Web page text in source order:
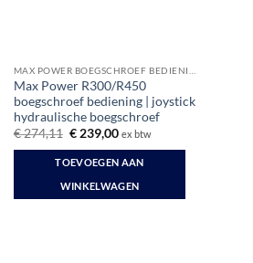
Max Power R300/R450
boegschroef bediening | joystick
hydraulische boegschroef
€274,11 Oorspronkelijke
was:
€ 274,11.
€239,00Huidige
is:
€ 239,00.
ex btw
TOEVOEGEN AAN
WINKELWAGEN